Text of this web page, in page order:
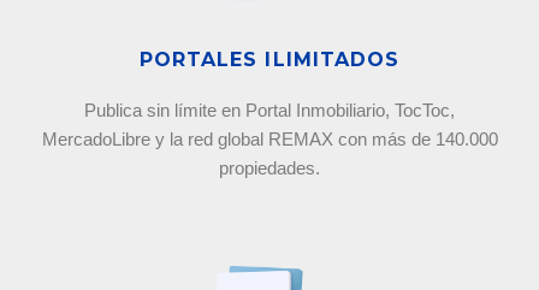
PORTALES ILIMITADOS
Publica sin límite en Portal Inmobiliario, TocToc,
MercadoLibre y la red global REMAX con más de 140.000
propiedades.